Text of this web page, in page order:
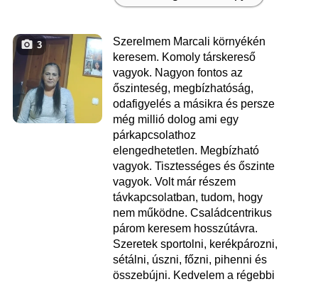
3
Szerelmem Marcali környékén
keresem. Komoly társkereső
vagyok. Nagyon fontos az
őszinteség, megbízhatóság,
odafigyelés a másikra és persze
még millió dolog ami egy
párkapcsolathoz
elengedhetetlen. Megbízható
vagyok. Tisztességes és őszinte
vagyok. Volt már részem
távkapcsolatban, tudom, hogy
nem működne. Családcentrikus
párom keresem hosszútávra.
Szeretek sportolni, kerékpározni,
sétálni, úszni, főzni, pihenni és
összebújni. Kedvelem a régebbi